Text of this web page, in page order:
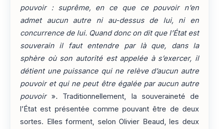
pouvoir : suprême, en ce que ce pouvoir n’en
admet aucun autre ni au-dessus de lui, ni en
concurrence de lui. Quand donc on dit que l’État est
souverain il faut entendre par là que, dans la
sphère où son autorité est appelée à s’exercer, il
détient une puissance qui ne relève d’aucun autre
pouvoir et qui ne peut être égalée par aucun autre
pouvoir». Traditionnellement, la souveraineté de
l’État est présentée comme pouvant être de deux
sortes. Elles forment, selon Olivier Beaud, les deux